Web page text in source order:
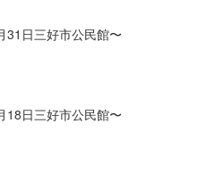
31日三好市公民館〜
18日三好市公民館〜